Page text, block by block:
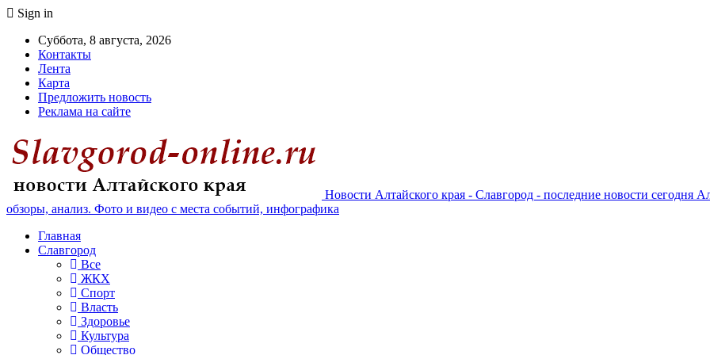
Sign in
Суббота, 8 августа, 2026
Контакты
Лента
Карта
Предложить новость
Реклама на сайте
Новости Алтайского края - Славгород - последние новости сегодня
обзоры, анализ. Фото и видео с места событий, инфографика
Главная
Славгород
Все
ЖКХ
Спорт
Власть
Здоровье
Культура
Общество